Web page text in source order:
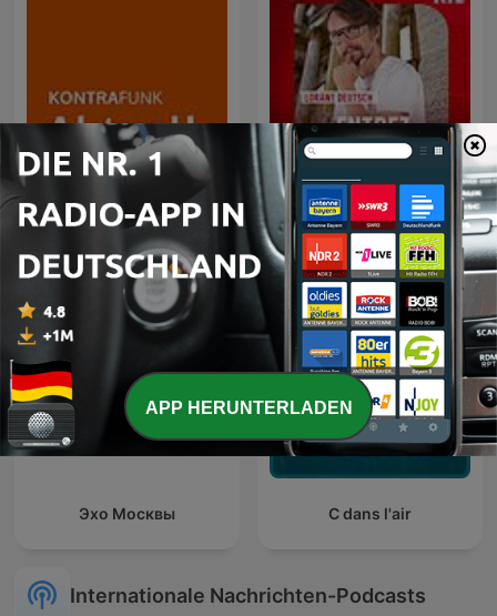
KONTRAFUNK aktuell Entrez dans l'Histoire
Эхо Москвы C dans l'air
Internationale Nachrichten-Podcasts
APP HERUNTERLADEN